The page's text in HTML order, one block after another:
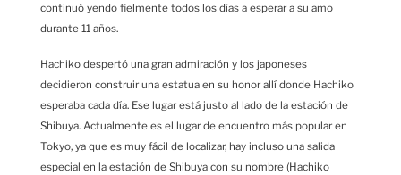
continuó yendo fielmente todos los días a esperar a su amo
durante 11 años.
Hachiko despertó una gran admiración y los japoneses
decidieron construir una estatua en su honor allí donde Hachiko
esperaba cada día. Ese lugar está justo al lado de la estación de
Shibuya. Actualmente es el lugar de encuentro más popular en
Tokyo, ya que es muy fácil de localizar, hay incluso una salida
especial en la estación de Shibuya con su nombre (Hachiko